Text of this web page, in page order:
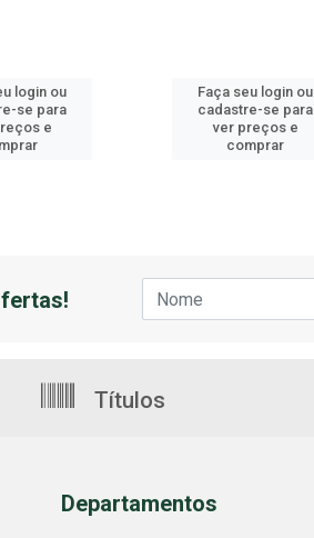
login ou
se para
e
Faça seu login ou
cadastre-se para
ver preços e
comprar
Títulos
Departamentos